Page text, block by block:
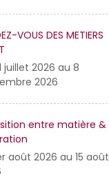
VOUS DES METIERS
juillet 2026 au 8
2026
entre matière &
août 2026 au 15 août